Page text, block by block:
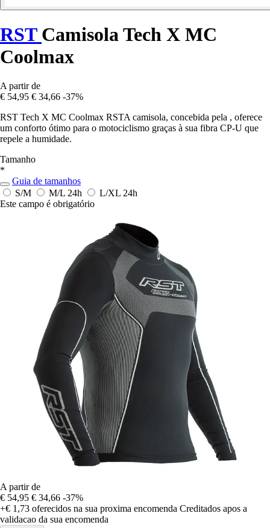
RST Camisola Tech X MC
Coolmax
A partir de
€ 54,95 € 34,66 -37%
RST Tech X MC Coolmax RSTA camisola, concebida pela , oferece
um conforto ótimo para o motociclismo graças à sua fibra CP-U que
repele a humidade.
Tamanho
*
Guia de tamanhos
S/M
M/L 24h L/XL 24h
Este campo é obrigatório
A partir de
€ 54,95 € 34,66 -37%
+€ 1,73 oferecidos na sua proxima encomenda Creditados apos a
validacao da sua encomenda